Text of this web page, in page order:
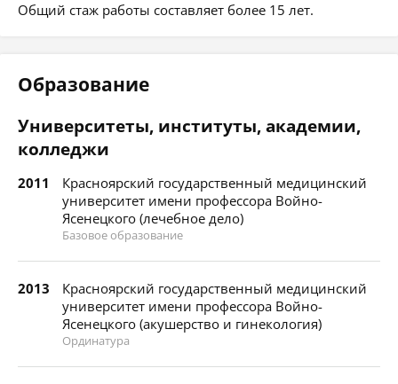
Общий стаж работы составляет более 15 лет.
Образование
Университеты, институты, академии,
колледжи
2011
Красноярский государственный медицинский
университет имени профессора Войно-
Ясенецкого (лечебное дело)
Базовое образование
2013
Красноярский государственный медицинский
университет имени профессора Войно-
Ясенецкого (акушерство и гинекология)
Ординатура